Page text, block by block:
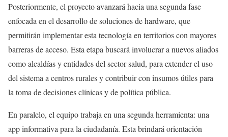
Posteriormente, el proyecto avanzará hacia una segunda fase
enfocada en el desarrollo de soluciones de hardware, que
permitirán implementar esta tecnología en territorios con mayores
barreras de acceso. Esta etapa buscará involucrar a nuevos aliados
como alcaldías y entidades del sector salud, para extender el uso
del sistema a centros rurales y contribuir con insumos útiles para
la toma de decisiones clínicas y de política pública.
En paralelo, el equipo trabaja en una segunda herramienta: una
app informativa para la ciudadanía. Esta brindará orientación